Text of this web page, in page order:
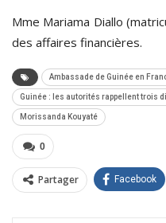
Mme Mariama Diallo
des affaires financières.
Ambassade de Guinée en
Guinée : les autorités rappellent trois
Morissanda Kouyaté
0
Partager Facebook